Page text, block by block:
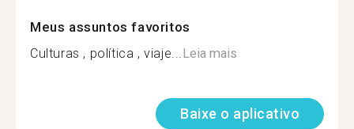
Meus assuntos favoritos
Culturas , política , viaje...Leia mais
Baixe o aplicativo